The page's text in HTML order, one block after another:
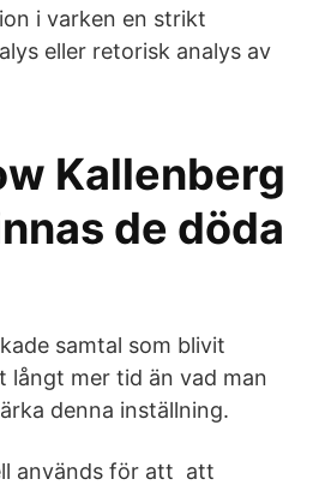
i varken en strikt
eller retorisk analys av
Kallenberg
de döda
samtal som blivit
långt mer tid än vad man
denna inställning.
används för att att